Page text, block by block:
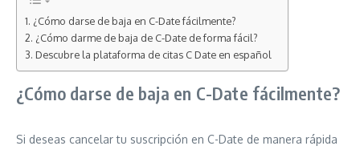
¿Cómo darse de baja en C-Date fácilmente?
¿Cómo darme de baja de C-Date de forma fácil?
Descubre la plataforma de citas C Date en español
¿Cómo darse de baja en C-Date fácilmente?
Si deseas cancelar tu suscripción en C-Date de manera rápida